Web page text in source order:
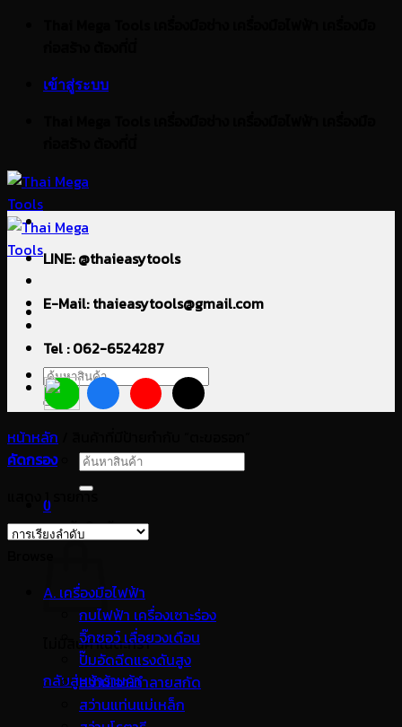
เข้าสู่ระบบ
ค้นหา:
ค้นหา:
0
ตะกร้าสินค้า
ไม่มีสินค้าในตะกร้า
กลับสู่หน้าร้านค้า
LINE: @thaieasytools
E-Mail: thaieasytools@gmail.com
Tel : 062-6524287
หน้าหลัก
คัดกรอง
แสดง 1 รายการ
A. เครื่องมือไฟฟ้า
กบไฟฟ้า เครื่องเซาะร่อง
จิ๊กซอว์ เลื่อยวงเดือน
ปั๊มอัดฉีดแรงดันสูง
สว่านเจาะทำลายสกัด
สว่านแท่นแม่เหล็ก